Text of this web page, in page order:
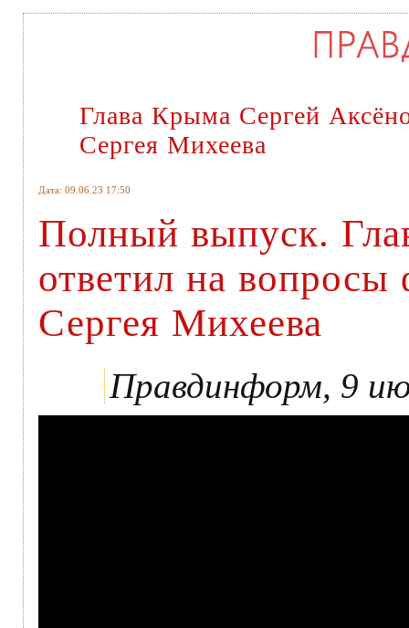
Глава Крыма Сергей
Сергея Михеева
Дата: 09.06.23 17:50
Полный выпуск.
ответил на вопросы
Сергея Михеева
Правдинформ, 9